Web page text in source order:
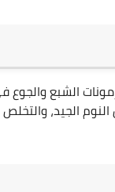
الشبع والجوع
الجيد، والتخلص